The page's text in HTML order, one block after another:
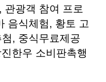
관광객 참여 프로
음식체험, 황토 고
, 중식무료제공
한우 소비판촉행